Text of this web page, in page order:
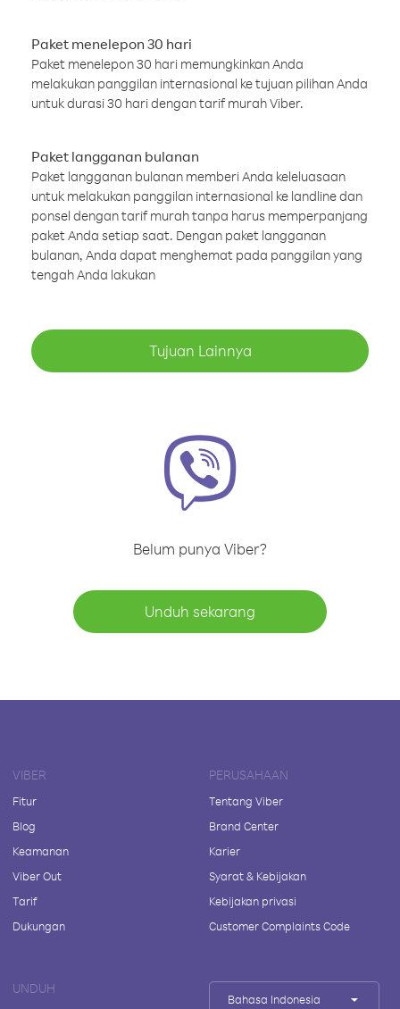
Paket menelepon 30 hari
Paket menelepon 30 hari memungkinkan Anda
melakukan panggilan internasional ke tujuan pilihan Anda
untuk durasi 30 hari dengan tarif murah Viber.
Paket langganan bulanan
Paket langganan bulanan memberi Anda keleluasaan
untuk melakukan panggilan internasional ke landline dan
ponsel dengan tarif murah tanpa harus memperpanjang
paket Anda setiap saat. Dengan paket langganan
bulanan, Anda dapat menghemat pada panggilan yang
tengah Anda lakukan
Tujuan Lainnya
Belum punya Viber?
Unduh sekarang
VIBER
Fitur
Blog
Keamanan
Viber Out
Tarif
Dukungan
PERUSAHAAN
Tentang Viber
Brand Center
Karier
Syarat & Kebijakan
Kebijakan privasi
Customer Complaints Code
UNDUH
Bahasa Indonesia